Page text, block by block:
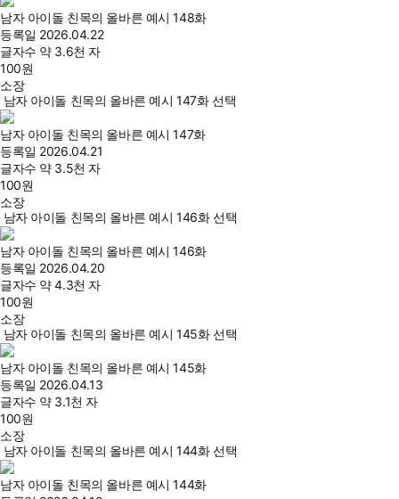
남자 아이돌 친목의 올바른 예시 148화
등록일 2026.04.22
글자수 약 3.6천 자
100원
소장
남자 아이돌 친목의 올바른 예시 147화 선택
남자 아이돌 친목의 올바른 예시 147화
등록일 2026.04.21
글자수 약 3.5천 자
100원
소장
남자 아이돌 친목의 올바른 예시 146화 선택
남자 아이돌 친목의 올바른 예시 146화
등록일 2026.04.20
글자수 약 4.3천 자
100원
소장
남자 아이돌 친목의 올바른 예시 145화 선택
남자 아이돌 친목의 올바른 예시 145화
등록일 2026.04.13
글자수 약 3.1천 자
100원
소장
남자 아이돌 친목의 올바른 예시 144화 선택
남자 아이돌 친목의 올바른 예시 144화